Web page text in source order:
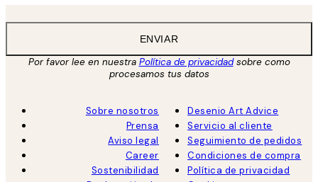
ENVIAR
Por favor lee en nuestra Política de privacidadsobre como
procesamos tus datos
Sobre nosotros
Prensa
Aviso legal
Career
Sostenibilidad
Desenio Art Advice
Servicio al cliente
Seguimiento de pedidos
Condiciones de compra
Política de privacidad